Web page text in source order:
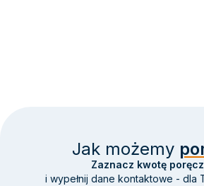
Jak możemy
Zaznacz kwotę
i wypełnij dane kontaktowe - dla